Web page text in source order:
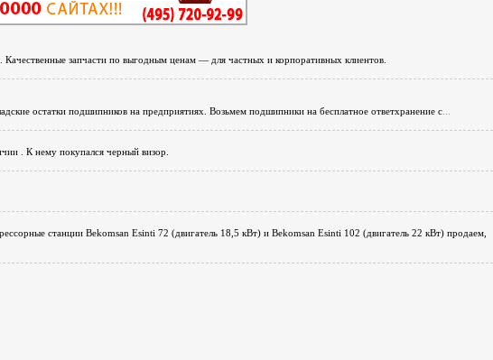
запчасти по выгодным ценам — для частных и корпоративных клиентов.
остатки подшипников на предприятиях. Возьмем подшипники на бесплатное ответхранение с
. К нему покупался черный визор.
станции Bekomsan Esinti 72 (двигатель 18,5 кВт) и Bekomsan Esinti 102 (двигатель 22 кВт) продаем,